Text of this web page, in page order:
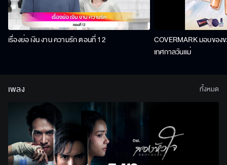
เรื่องย่อ เงิน งาน ความรัก ตอนที่ 12
COVERMARK มอบขอ
เทศกาลวันแม่
เพลง ทั้งหมด